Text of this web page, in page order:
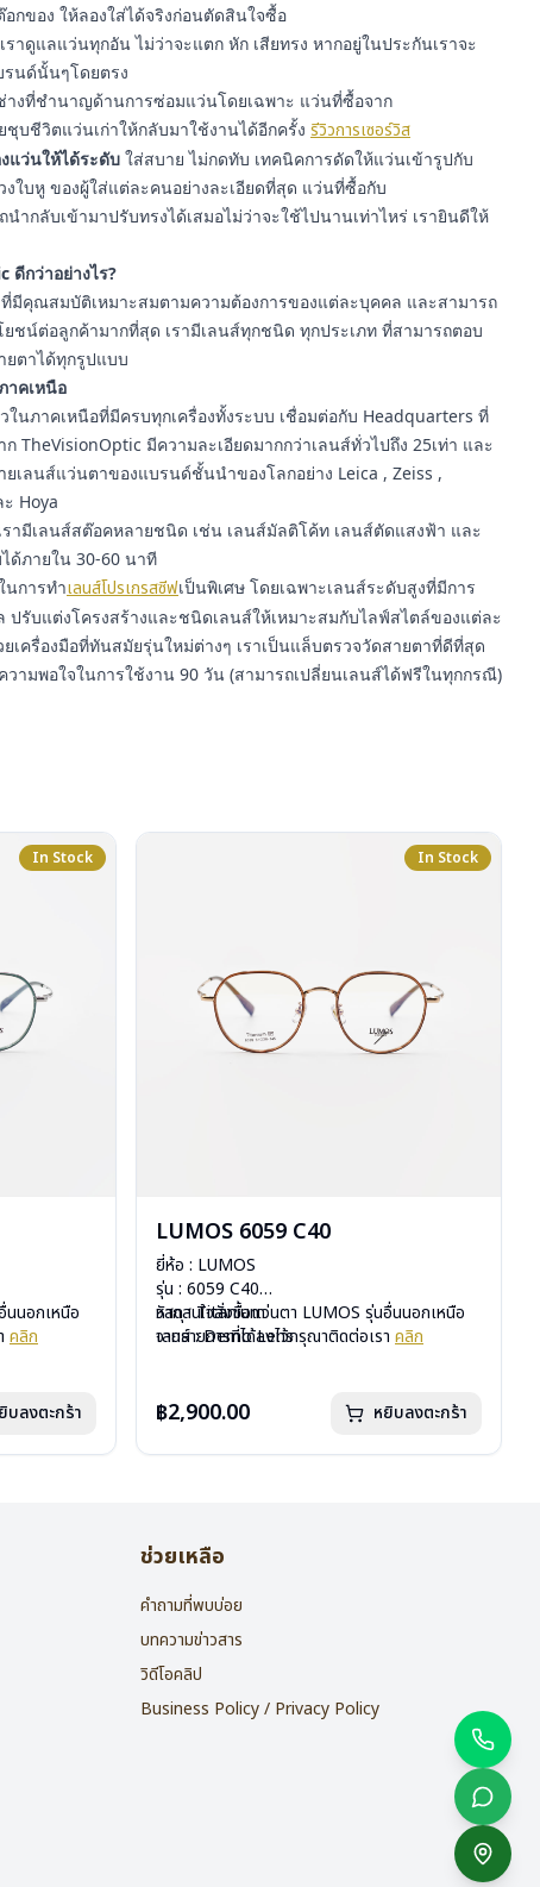
กของ ให้ลองใส่ได้จริงก่อนตัดสินใจซื้อ
เราดูแลแว่นทุกอัน ไม่ว่าจะแตก หัก เสียทรง หากอยู่ในประกันเราจะ
นด์นั้นๆโดยตรง
างที่ชำนาญด้านการซ่อมแว่นโดยเฉพาะ แว่นที่ซื้อจาก
บชีวิตแว่นเก่าให้กลับมาใช้งานได้อีกครั้ง รีวิวการเซอร์วิส
แว่นให้ได้ระดับ ใส่สบาย ไม่กดทับ เทคนิคการดัดให้แว่นเข้ารูปกับ
บหู ของผู้ใส่แต่ละคนอย่างละเอียดที่สุด แว่นที่ซื้อกับ
ำกลับเข้ามาปรับทรงได้เสมอไม่ว่าจะใช้ไปนานเท่าไหร่ เรายินดีให้
ดีกว่าอย่างไร?
ที่มีคุณสมบัติเหมาะสมตามความต้องการของแต่ละบุคคล และสามารถ
ชน์ต่อลูกค้ามากที่สุด เรามีเลนส์ทุกชนิด ทุกประเภท ที่สามารถตอบ
ยตาได้ทุกรูปแบบ
าคเหนือ
ในภาคเหนือที่มีครบทุกเครื่องทั้งระบบ เชื่อมต่อกับ Headquarters ที่
TheVisionOptic มีความละเอียดมากกว่าเลนส์ทั่วไปถึง 25เท่า และ
เลนส์แว่นตาของแบรนด์ชั้นนำของโลกอย่าง Leica , Zeiss ,
Hoya
รามีเลนส์สต๊อคหลายชนิด เช่น เลนส์มัลติโค้ท เลนส์ตัดแสงฟ้า และ
ด้ภายใน 30-60 นาที
นการทำเลนส์โปรเกรสซีฟเป็นพิเศษ โดยเฉพาะเลนส์ระดับสูงที่มีการ
รับแต่งโครงสร้างและชนิดเลนส์ให้เหมาะสมกับไลฟ์สไตล์ของแต่ละ
เครื่องมือที่ทันสมัยรุ่นใหม่ต่างๆ เราเป็นแล็บตรวจวัดสายตาที่ดีที่สุด
วามพอใจในการใช้งาน 90 วัน (สามารถเปลี่ยนเลนส์ได้ฟรีในทุกกรณี)
In Stock
นนอกเหนือ
คลิก
บลงตะกร้า
In Stock
LUMOS 6059 C40
ยี่ห้อ : LUMOS
รุ่น : 6059 C40
วัสดุ : Titanium
เลนส์ : Demo Lens
อุปกรณ์ : กล่องแว่น , ผ้าเช็ดแว่น
หากสนใจสั่งชื้อแว่นตา LUMOS รุ่นอื่นนอกเหนือ
จากรายการที่ได้ลงไว้กรุณาติดต่อเรา คลิก
฿2,900.00 หยิบลงตะกร้า
ช่วยเหลือ
คำถามที่พบบ่อย
บทความข่าวสาร
วิดีโอคลิป
Business Policy / Privacy Policy